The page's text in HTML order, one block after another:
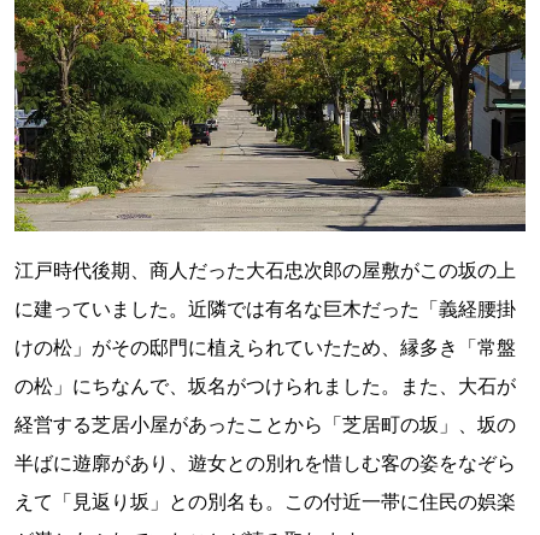
江戸時代後期、商人だった大石忠次郎の屋敷がこの坂の上
に建っていました。近隣では有名な巨木だった「義経腰掛
けの松」がその邸門に植えられていたため、縁多き「常盤
の松」にちなんで、坂名がつけられました。また、大石が
経営する芝居小屋があったことから「芝居町の坂」、坂の
半ばに遊廓があり、遊女との別れを惜しむ客の姿をなぞら
えて「見返り坂」との別名も。この付近一帯に住民の娯楽